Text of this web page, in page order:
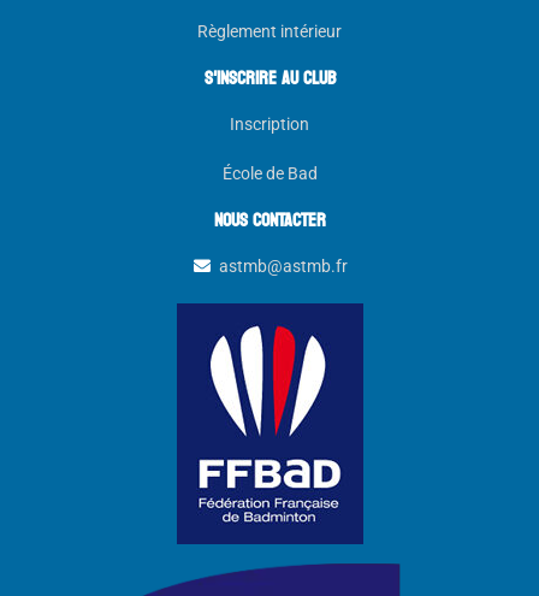
Règlement intérieur
s'inscrire au club
Inscription
École de Bad
NOUS CONTACTER
astmb@astmb.fr